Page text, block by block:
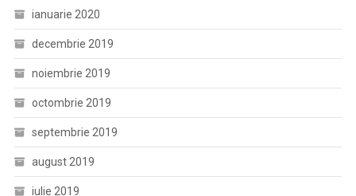
ianuarie 2020
decembrie 2019
noiembrie 2019
octombrie 2019
septembrie 2019
august 2019
iulie 2019